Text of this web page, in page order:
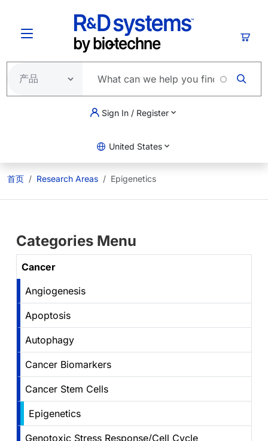
Sign In / Register
United States
首页 Research Areas Epigenetics
Categories Menu
Cancer
Angiogenesis
Apoptosis
Autophagy
Cancer Biomarkers
Cancer Stem Cells
Epigenetics
Genotoxic Stress Response/Cell Cycle